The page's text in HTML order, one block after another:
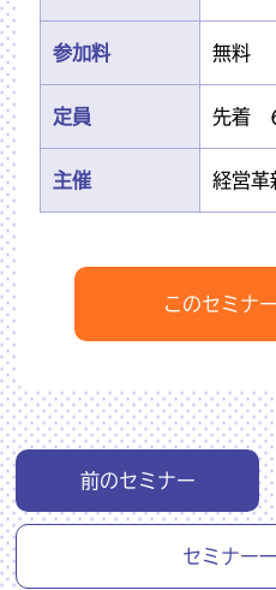
参加料 無料
定員 先着
主催 経営革
このセミナ
前のセミナー
セミナー